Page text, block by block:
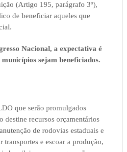
(Artigo 195, parágrafo 3º),
de beneficiar aqueles que
Nacional, a expectativa é
sejam beneficiados.
que serão promulgados
destine recursos orçamentários
de rodovias estaduais e
transportes e escoar a produção,